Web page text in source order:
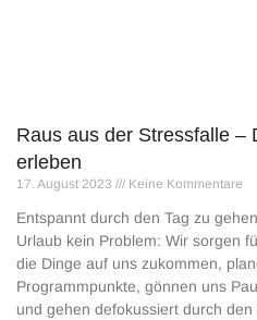
Raus aus der Stressfalle –
erleben
17. August 2023 Keine Kommentare
Entspannt durch den Tag zu
Urlaub kein Problem: Wir sorgen
die Dinge auf uns zukommen,
Programmpunkte, gönnen uns
und gehen defokussiert durch den